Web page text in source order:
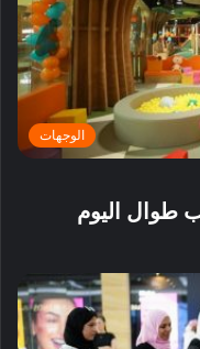
الوجهات
طوال اليوم